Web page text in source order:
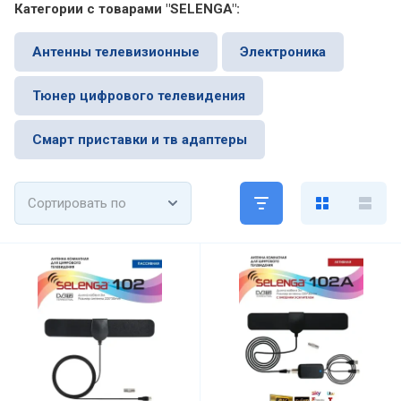
Категории с товарами "SELENGA":
Антенны телевизионные Электроника
Тюнер цифрового телевидения
Смарт приставки и тв адаптеры
Сортировать по